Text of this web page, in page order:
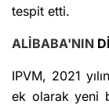
tespit etti.
ALİBABA'NIN
IPVM, 2021
ek olarak yeni